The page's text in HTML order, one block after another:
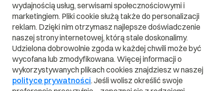
E-marketing
wydajnością usług, serwisami społecznościowymi i
marketingiem. Pliki cookie służą także do personalizacji
reklam. Dzięki nim otrzymasz najlepsze doświadczenie
naszej strony internetowej, którą stale doskonalimy.
Udzielona dobrowolnie zgoda w każdej chwili może być
wycofana lub zmodyfikowana. Więcej informacji o
wykorzystywanych plikach cookies znajdziesz w naszej
polityce prywatności. Jeśli wolisz określić swoje